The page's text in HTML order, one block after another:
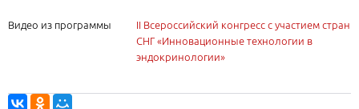
Видео из программы
II Всероссийский конгресс с участием стран
СНГ «Инновационные технологии в
эндокринологии»